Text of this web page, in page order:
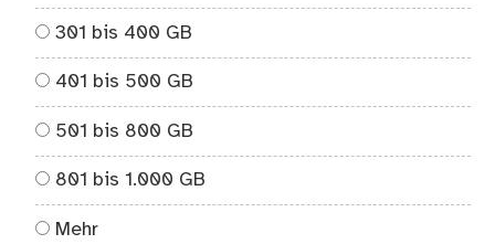
301 bis 400 GB
401 bis 500 GB
501 bis 800 GB
801 bis 1.000 GB
Mehr